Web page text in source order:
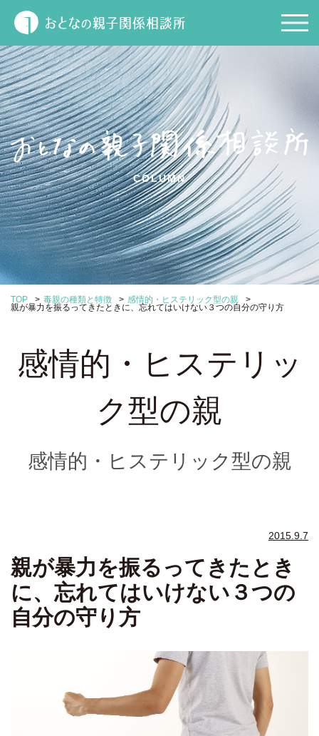
COLUMN
TOP > 毒親の種類と特徴 > 感情的・ヒステリック型の親
>
親が暴力を振るってきたときに、忘れてはいけない３つの自分の守り方
感情的・ヒステリッ
ク型の親
感情的・ヒステリック型の親
2015.9.7
親が暴力を振るってきたとき
に、忘れてはいけない３つの
自分の守り方